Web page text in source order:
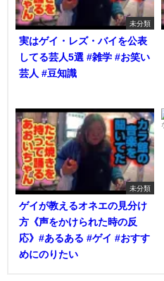
未分類
実はゲイ・レズ・バイを公表
してる芸人5選 #雑学 #お笑い
芸人 #豆知識
未分類
ゲイが教えるオネエの見分け
方《声をかけられた時の反
応》#あるある #ゲイ #おすす
めにのりたい